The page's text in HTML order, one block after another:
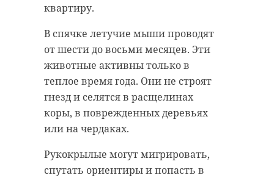
квартиру.
В спячке летучие мыши проводят
от шести до восьми месяцев. Эти
животные активны только в
теплое время года. Они не строят
гнезд и селятся в расщелинах
коры, в поврежденных деревьях
или на чердаках.
Рукокрылые могут мигрировать,
спутать ориентиры и попасть в